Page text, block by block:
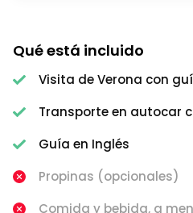
Qué está incluido
Visita de Verona con
Transporte en autocar
Guía en Inglés
Propinas (opcionales)
Comida y bebida, a